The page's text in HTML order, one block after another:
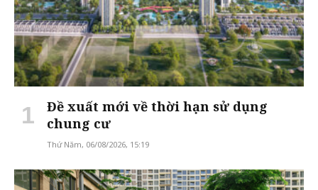
Đề xuất mới về thời hạn sử dụng
chung cư
Thứ Năm, 06/08/2026, 15:19